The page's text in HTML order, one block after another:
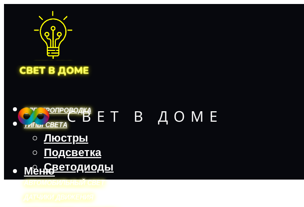
ЭЛЕКТРОПРОВОДКА
ТИПЫ СВЕТА
Люстры
Подсветка
Светодиоды
АВТОМОБИЛЬНЫЙ СВЕТ
ДАТЧИКИ ДВИЖЕНИЯ
Меню